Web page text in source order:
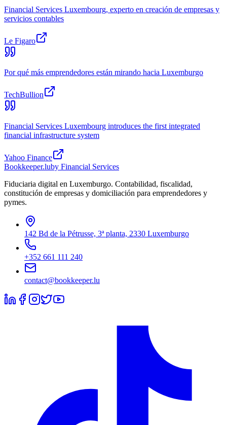
Financial Services Luxembourg, experto en creación de empresas y
servicios contables
Le Figaro
Por qué más emprendedores están mirando hacia Luxemburgo
TechBullion
Financial Services Luxembourg introduces the first integrated
financial infrastructure system
Yahoo Finance
Bookkeeper.luby Financial Services
Fiduciaria digital en Luxemburgo. Contabilidad, fiscalidad,
constitución de empresas y domiciliación para emprendedores y
pymes.
142 Bd de la Pétrusse, 3ª planta, 2330 Luxemburgo
+352 661 111 240
contact@bookkeeper.lu